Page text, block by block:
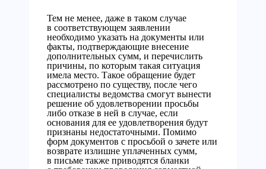
Тем не менее, даже в таком случае
в соответствующем заявлении
необходимо указать на документы или
факты, подтверждающие внесение
дополнительных сумм, и перечислить
причины, по которым такая ситуация
имела место. Такое обращение будет
рассмотрено по существу, после чего
специалисты ведомства смогут вынести
решение об удовлетворении просьбы
либо отказе в ней в случае, если
основания для ее удовлетворения будут
признаны недостаточными. Помимо
форм документов с просьбой о зачете или
возврате излишне уплаченных сумм,
в письме также приводятся бланки